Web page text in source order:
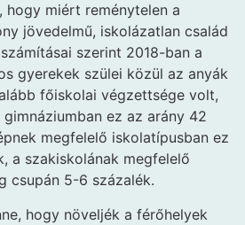
hogy miért reménytelen a
jövedelmű, iskolázatlan család
szerint 2018-ban a
gyerekek szülei közül az anyák
főiskolai végzettsége volt,
ez az arány 42
megfelelő iskolatípusban ez
a szakiskolának megfelelő
csupán 5-6 százalék.
hogy növeljék a férőhelyek